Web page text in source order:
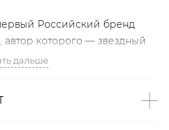
Российский бренд
которого — звездный
«Каждая девушка должна
создать декоративную
дальше